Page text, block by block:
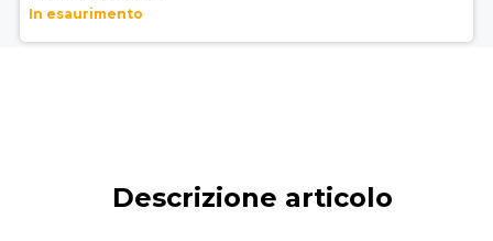
In esaurimento
Descrizione articolo